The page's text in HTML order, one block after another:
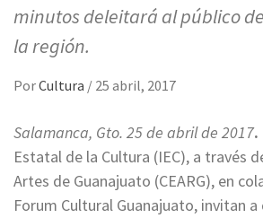
minutos deleitará al público
la región.
PorCultura / 25 abril, 2017
Salamanca, Gto. 25 de abril de 2017.
Estatal de la Cultura (IEC), a través
Artes de Guanajuato (CEARG), en
Forum Cultural Guanajuato, invitan